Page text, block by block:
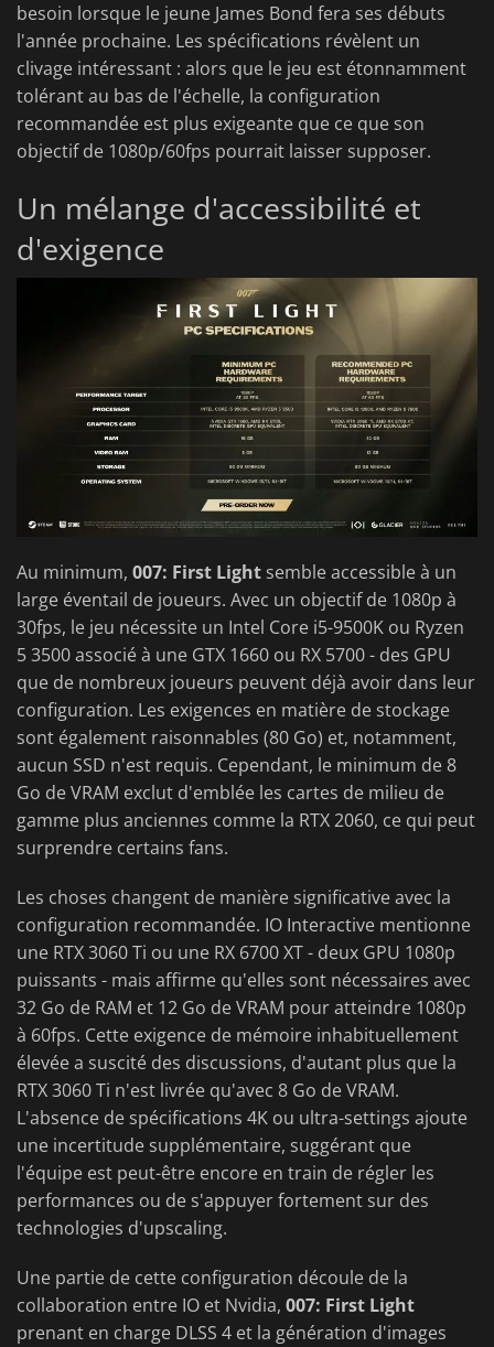
besoin lorsque le jeune James Bond fera ses débuts
l'année prochaine. Les spécifications révèlent un
clivage intéressant : alors que le jeu est étonnamment
tolérant au bas de l'échelle, la configuration
recommandée est plus exigeante que ce que son
objectif de 1080p/60fps pourrait laisser supposer.
Un mélange d'accessibilité et
d'exigence
Au minimum, 007: First Light semble accessible à un
large éventail de joueurs. Avec un objectif de 1080p à
30fps, le jeu nécessite un Intel Core i5-9500K ou Ryzen
5 3500 associé à une GTX 1660 ou RX 5700 - des GPU
que de nombreux joueurs peuvent déjà avoir dans leur
configuration. Les exigences en matière de stockage
sont également raisonnables (80 Go) et, notamment,
aucun SSD n'est requis. Cependant, le minimum de 8
Go de VRAM exclut d'emblée les cartes de milieu de
gamme plus anciennes comme la RTX 2060, ce qui peut
surprendre certains fans.
Les choses changent de manière significative avec la
configuration recommandée. IO Interactive mentionne
une RTX 3060 Ti ou une RX 6700 XT - deux GPU 1080p
puissants - mais affirme qu'elles sont nécessaires avec
32 Go de RAM et 12 Go de VRAM pour atteindre 1080p
à 60fps. Cette exigence de mémoire inhabituellement
élevée a suscité des discussions, d'autant plus que la
RTX 3060 Ti n'est livrée qu'avec 8 Go de VRAM.
L'absence de spécifications 4K ou ultra-settings ajoute
une incertitude supplémentaire, suggérant que
l'équipe est peut-être encore en train de régler les
performances ou de s'appuyer fortement sur des
technologies d'upscaling.
Une partie de cette configuration découle de la
collaboration entre IO et Nvidia, 007: First Light
prenant en charge DLSS 4 et la génération d'images